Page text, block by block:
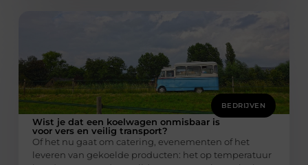
BEDRIJVEN
Wist je dat een koelwagen onmisbaar is
voor vers en veilig transport?
Of het nu gaat om catering, evenementen of het
leveren van gekoelde producten: het op temperatuur